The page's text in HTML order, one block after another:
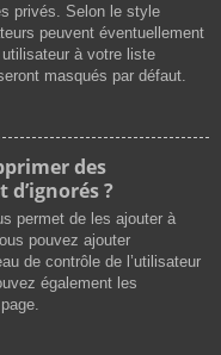
privés. Selon le style
peuvent éventuellement
à votre liste
masqués par défaut.
des
?
permet de les ajouter à
pouvez ajouter
de contrôle de l’utilisateur
également les